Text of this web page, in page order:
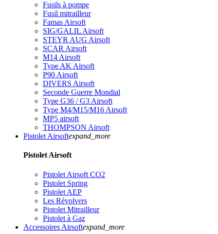
Fusils à pompe
Fusil mitrailleur
Famas Airsoft
SIG/GALIL Airsoft
STEYR AUG Airsoft
SCAR Airsoft
M14 Airsoft
Type AK Airsoft
P90 Airsoft
DIVERS Airsoft
Seconde Guerre Mondial
Type G36 / G3 Airsoft
Type M4/M15/M16 Airsoft
MP5 airsoft
THOMPSON Airsoft
Pistolet Airsoftexpand_more
Pistolet Airsoft
Pistolet Airsoft CO2
Pistolet Spring
Pistolet AEP
Les Révolvers
Pistolet Mitrailleur
Pistolet à Gaz
Accessoires Airsoftexpand_more